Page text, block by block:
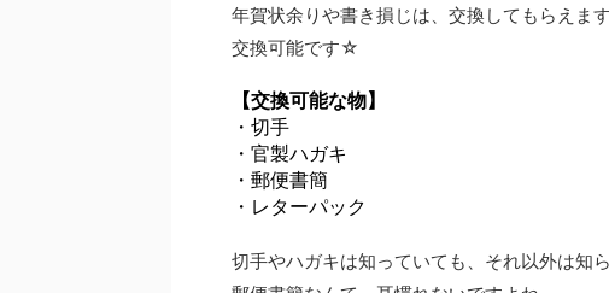
年賀状余りや書き損じは、交換してもらえま
交換可能です☆
【交換可能な物】
・切手
・官製ハガキ
・郵便書簡
・レターパック
切手やハガキは知っていても、それ以外は知